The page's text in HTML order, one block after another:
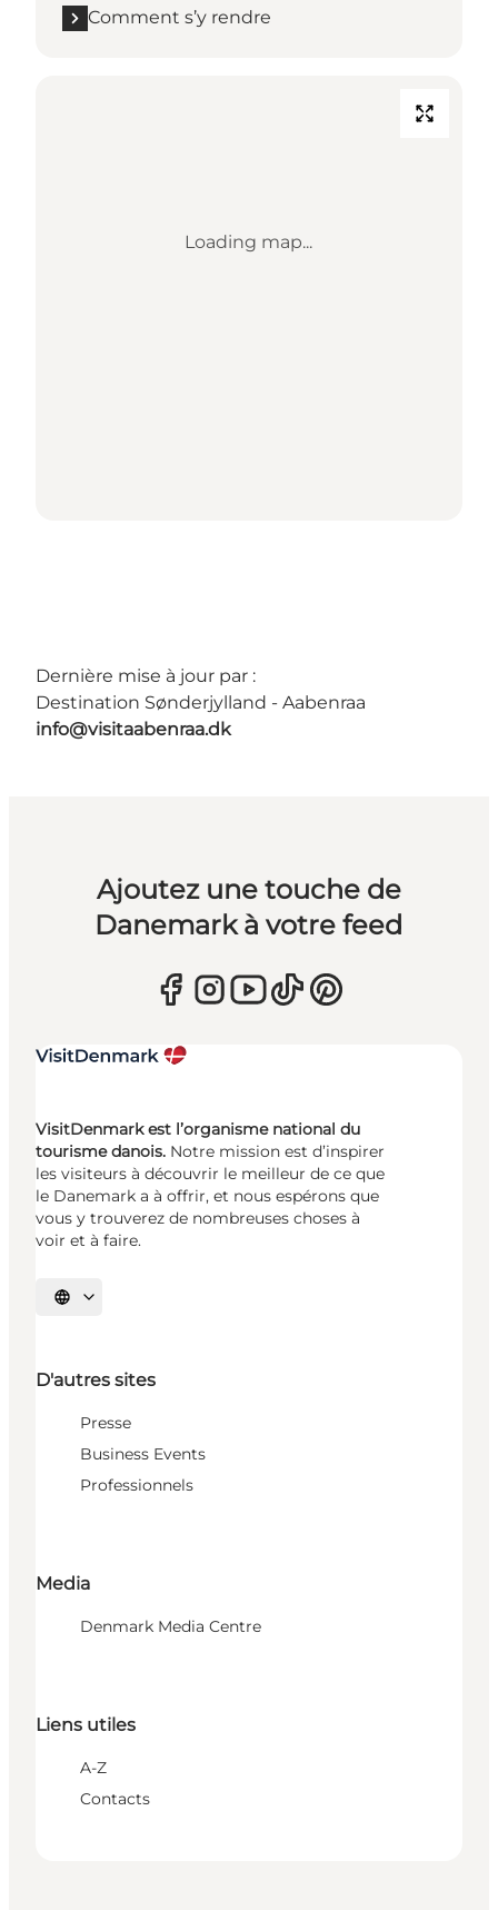
Comment s’y rendre
Loading map...
Dernière mise à jour par :
Destination Sønderjylland - Aabenraa
info@visitaabenraa.dk
Ajoutez une touche de
Danemark à votre feed
VisitDenmark est l’organisme national du
tourisme danois. Notre mission est d’inspirer
les visiteurs à découvrir le meilleur de ce que
le Danemark a à offrir, et nous espérons que
vous y trouverez de nombreuses choses à
voir et à faire.
Choisissez la langue
D'autres sites
Presse
Business Events
Professionnels
Media
Denmark Media Centre
Liens utiles
A-Z
Contacts